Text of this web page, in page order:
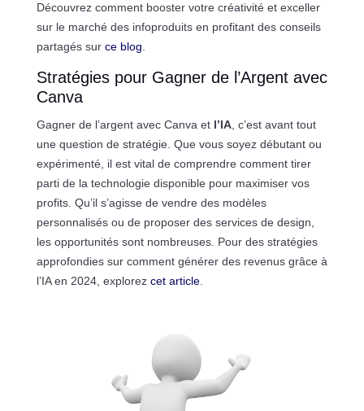
Découvrez comment booster votre créativité et exceller
sur le marché des infoproduits en profitant des conseils
partagés sur ce blog.
Stratégies pour Gagner de l’Argent avec
Canva
Gagner de l’argent avec Canva et l’IA, c’est avant tout
une question de stratégie. Que vous soyez débutant ou
expérimenté, il est vital de comprendre comment tirer
parti de la technologie disponible pour maximiser vos
profits. Qu’il s’agisse de vendre des modèles
personnalisés ou de proposer des services de design,
les opportunités sont nombreuses. Pour des stratégies
approfondies sur comment générer des revenus grâce à
l’IA en 2024, explorez cet article.